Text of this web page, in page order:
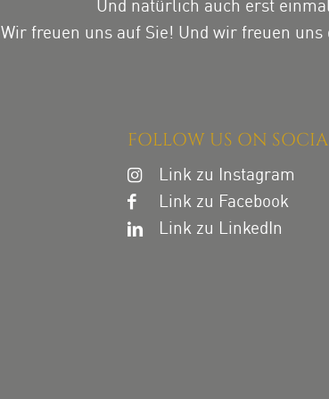
Und natürlich auch erst
Wir freuen uns auf Sie! Und wir freuen
FOLLOW US ON
Link zu Instagram
Link zu Facebook
Link zu LinkedIn